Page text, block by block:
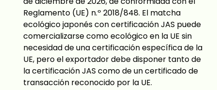
Reglamento (UE) n.º 2018/848. El matcha
ecológico japonés con certificación JAS puede
comercializarse como ecológico en la UE sin
necesidad de una certificación específica de la
UE, pero el exportador debe disponer tanto de
la certificación JAS como de un certificado de
transacción reconocido por la UE.